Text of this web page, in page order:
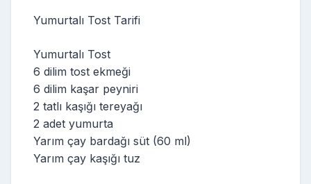
Yumurtalı Tost Tarifi
Yumurtalı Tost
6 dilim tost ekmeği
6 dilim kaşar peyniri
2 tatlı kaşığı tereyağı
2 adet yumurta
Yarım çay bardağı süt (60 ml)
Yarım çay kaşığı tuz